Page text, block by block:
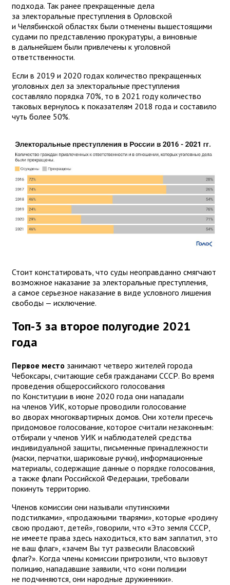
подхода. Так ранее прекращенные дела
за электоральные преступления в Орловской
и Челябинской областях были отменены вышестоящими
судами по представлению прокуратуры, а виновные
в дальнейшем были привлечены к уголовной
ответственности.
Если в 2019 и 2020 годах количество прекращенных
уголовных дел за электоральные преступления
составляло порядка 70%, то в 2021 году количество
таковых вернулось к показателям 2018 года и составило
чуть более 50%.
Стоит констатировать, что суды неоправданно смягчают
возможное наказание за электоральные преступления,
а самое серьезное наказание в виде условного лишения
свободы — исключение.
Топ-3 за второе полугодие 2021
года
Первое место занимают четверо жителей города
Чебоксары, считающие себя гражданами СССР. Во время
проведения общероссийского голосования
по Конституции в июне 2020 года они нападали
на членов УИК, которые проводили голосование
во дворах многоквартирных домов. Они хотели пресечь
придомовое голосование, которое считали незаконным:
отбирали у членов УИК и наблюдателей средства
индивидуальной защиты, письменные принадлежности
(маски, перчатки, шариковые ручки), информационные
материалы, содержащие данные о порядке голосования,
а также флаги Российской Федерации, требовали
покинуть территорию.
Членов комиссии они называли «путинскими
подстилками», «продажными тварями», которые «родину
свою продают, детей», говорили, что «Это земля СССР,
не имеете права здесь находиться, кто вам заплатил, это
не ваш флаг», «зачем Вы тут развесили Власовский
флаг?». Когда члены комиссии пригрозили, что вызовут
полицию, нападавшие заявили, что «они полиции
не подчиняются, они народные дружинники».